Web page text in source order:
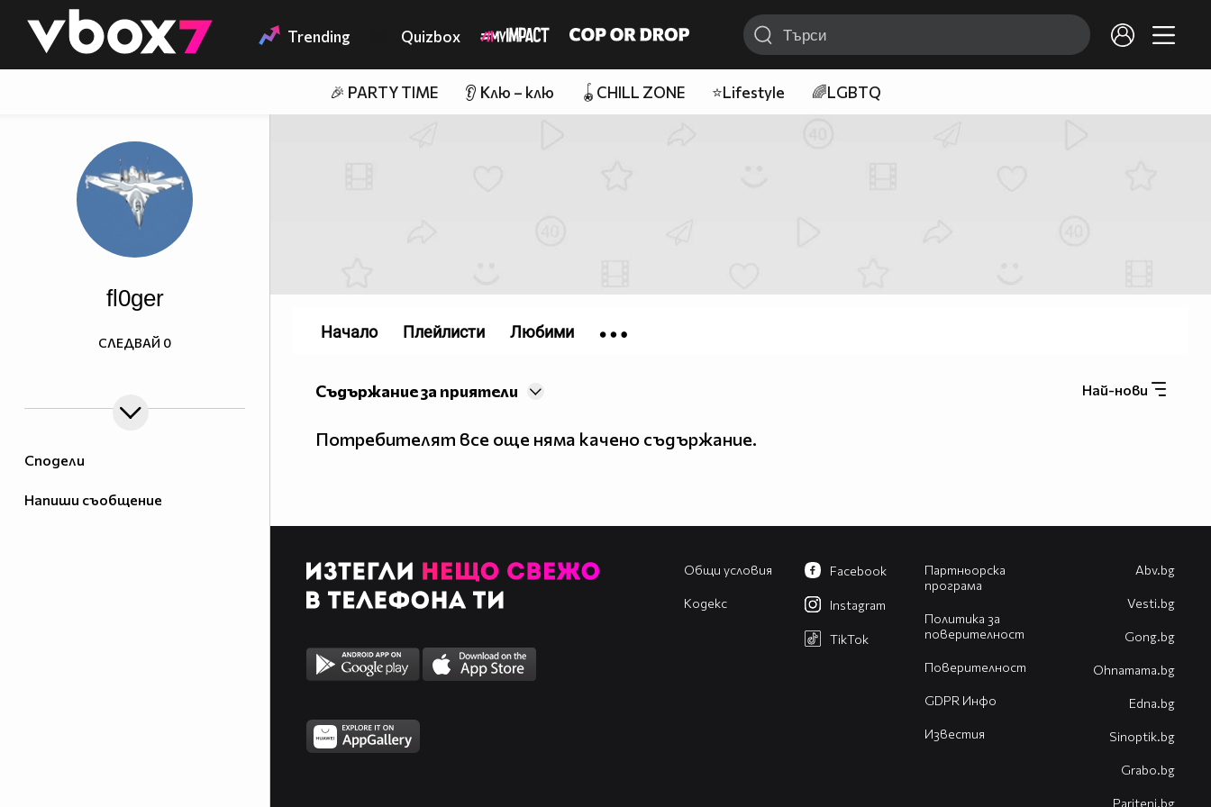
👾 Trending Quizbox
🎉 PARTY TIME 👂 Клю – клю 🪀CHILL ZONE ⭐Lifestyle 🌈LGBTQ
Сподели
Напиши съобщение
fl0ger
СЛЕДВАЙ 0
Най-нови
Съдържание за приятели
Потребителят все още няма качено съдържание.
Начало Плейлисти Любими
Общи условия
Кодекс
Партньорска
програма
Политика за
поверителност
Поверителност
GDPR Инфо
Известия
Facebook
Instagram
TikTok
Abv.bg
Vesti.bg
Gong.bg
Оhnamama.bg
Edna.bg
Sinoptik.bg
Grabo.bg
Pariteni.bg